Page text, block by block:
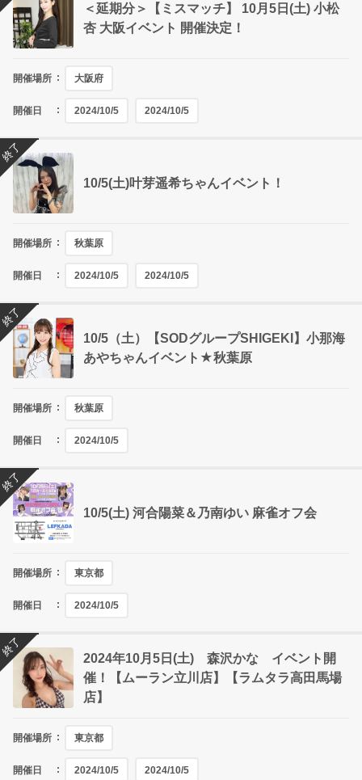
＜延期分＞【ミスマッチ】 10月5日(土) 小松
杏 大阪イベント 開催決定！
開催場所 大阪府
開催日 2024/10/5 2024/10/5
10/5(土)叶芽遥希ちゃんイベント！
開催場所 秋葉原
開催日 2024/10/5 2024/10/5
終了
10/5（土）【SODグループSHIGEKI】小那海
あやちゃんイベント★秋葉原
開催場所 秋葉原
開催日 2024/10/5
終了
10/5(土) 河合陽菜＆乃南ゆい 麻雀オフ会
開催場所 東京都
開催日 2024/10/5
終了
2024年10月5日(土) 森沢かな イベント開
催！【ムーラン立川店】【ラムタラ高田馬場
店】
開催場所 東京都
開催日 2024/10/5 2024/10/5
終了